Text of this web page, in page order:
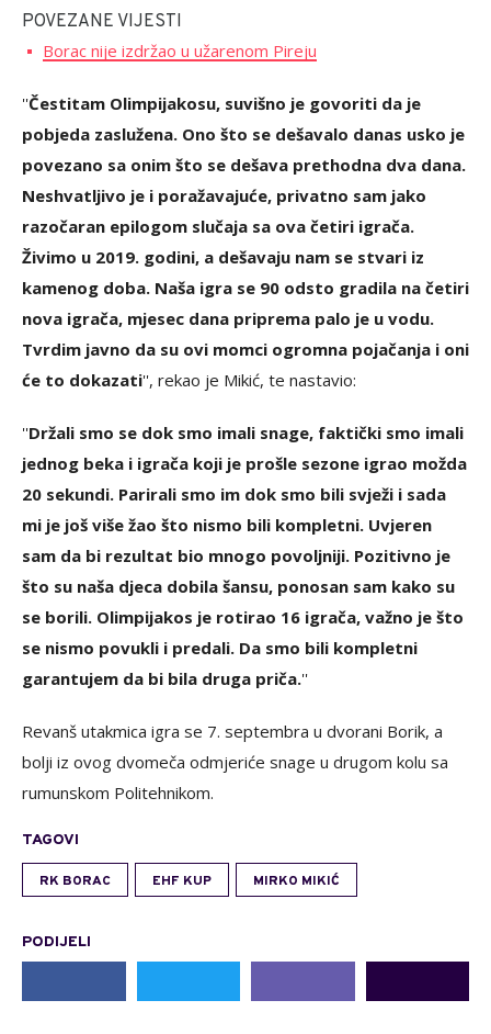
POVEZANE VIJESTI
Borac nije izdržao u užarenom Pireju
''Čestitam Olimpijakosu, suvišno je govoriti da je
pobjeda zaslužena. Ono što se dešavalo danas usko je
povezano sa onim što se dešava prethodna dva dana.
Neshvatljivo je i poražavajuće, privatno sam jako
razočaran epilogom slučaja sa ova četiri igrača.
Živimo u 2019. godini, a dešavaju nam se stvari iz
kamenog doba. Naša igra se 90 odsto gradila na četiri
nova igrača, mjesec dana priprema palo je u vodu.
Tvrdim javno da su ovi momci ogromna pojačanja i oni
će to dokazati'', rekao je Mikić, te nastavio:
''Držali smo se dok smo imali snage, faktički smo imali
jednog beka i igrača koji je prošle sezone igrao možda
20 sekundi. Parirali smo im dok smo bili svježi i sada
mi je još više žao što nismo bili kompletni. Uvjeren
sam da bi rezultat bio mnogo povoljniji. Pozitivno je
što su naša djeca dobila šansu, ponosan sam kako su
se borili. Olimpijakos je rotirao 16 igrača, važno je što
se nismo povukli i predali. Da smo bili kompletni
garantujem da bi bila druga priča.''
Revanš utakmica igra se 7. septembra u dvorani Borik, a
bolji iz ovog dvomeča odmjeriće snage u drugom kolu sa
rumunskom Politehnikom.
TAGOVI
RK BORAC EHF KUP MIRKO MIKIĆ
PODIJELI